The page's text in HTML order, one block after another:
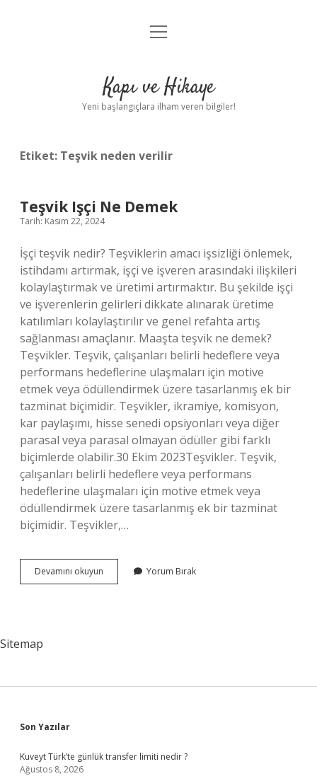
Anasayfa
Yasal Uyarı
menüyü
Kapı ve Hikaye
Yeni başlangıçlara ilham veren bilgiler!
Etiket: Teşvik neden verilir
Teşvik Işçi Ne Demek
Tarih: Kasım 22, 2024
İşçi teşvik nedir? Teşviklerin amacı işsizliği önlemek,
istihdamı artırmak, işçi ve işveren arasındaki ilişkileri
kolaylaştırmak ve üretimi artırmaktır. Bu şekilde işçi
ve işverenlerin gelirleri dikkate alınarak üretime
katılımları kolaylaştırılır ve genel refahta artış
sağlanması amaçlanır. Maaşta teşvik ne demek?
Teşvikler. Teşvik, çalışanları belirli hedeflere veya
performans hedeflerine ulaşmaları için motive
etmek veya ödüllendirmek üzere tasarlanmış ek bir
tazminat biçimidir. Teşvikler, ikramiye, komisyon,
kar paylaşımı, hisse senedi opsiyonları veya diğer
parasal veya parasal olmayan ödüller gibi farklı
biçimlerde olabilir.30 Ekim 2023Teşvikler. Teşvik,
çalışanları belirli hedeflere veya performans
hedeflerine ulaşmaları için motive etmek veya
ödüllendirmek üzere tasarlanmış ek bir tazminat
biçimidir. Teşvikler,…
Devamını okuyun
Işçi
Yorum Bırak
Sitemap
Sidebar
Son Yazılar
Kuveyt Türk’te günlük transfer limiti nedir ?
Ağustos 8, 2026